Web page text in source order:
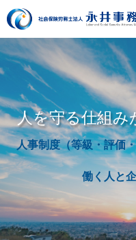
人を守る仕組み
人事制度（等級・評価
働く人と